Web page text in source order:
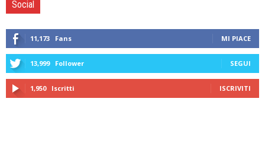
Social
11,173 Fans MI PIACE
13,999 Follower SEGUI
1,950 Iscritti ISCRIVITI